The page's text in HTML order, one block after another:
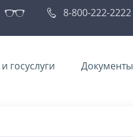
8-800-222-2222
госуслуги Документы